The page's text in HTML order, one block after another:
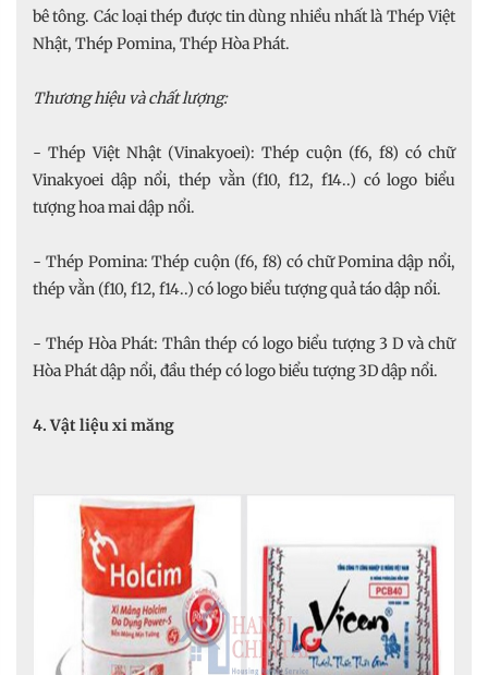
bê tông. Các loại thép được tin dùng nhiều nhất là Thép Việt
Nhật, Thép Pomina, Thép Hòa Phát.
Thương hiệu và chất lượng:
- Thép Việt Nhật (Vinakyoei): Thép cuộn (f6, f8) có chữ
Vinakyoei dập nổi, thép vằn (f10, f12, f14..) có logo biểu
tượng hoa mai dập nổi.
- Thép Pomina: Thép cuộn (f6, f8) có chữ Pomina dập nổi,
thép vằn (f10, f12, f14..) có logo biểu tượng quả táo dập nổi.
- Thép Hòa Phát: Thân thép có logo biểu tượng 3 D và chữ
Hòa Phát dập nổi, đầu thép có logo biểu tượng 3D dập nổi.
4. Vật liệu xi măng